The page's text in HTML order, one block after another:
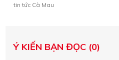
tin tức Cà Mau
Ý KIẾN BẠN ĐỌC (0)